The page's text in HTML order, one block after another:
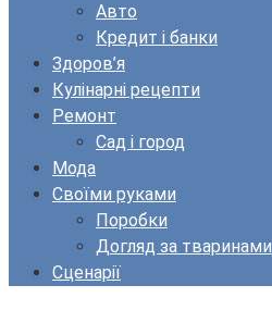
Авто
Кредит і банки
Здоров’я
Кулінарні рецепти
Ремонт
Сад і город
Мода
Своїми руками
Поробки
Догляд за тваринами
Сценарії